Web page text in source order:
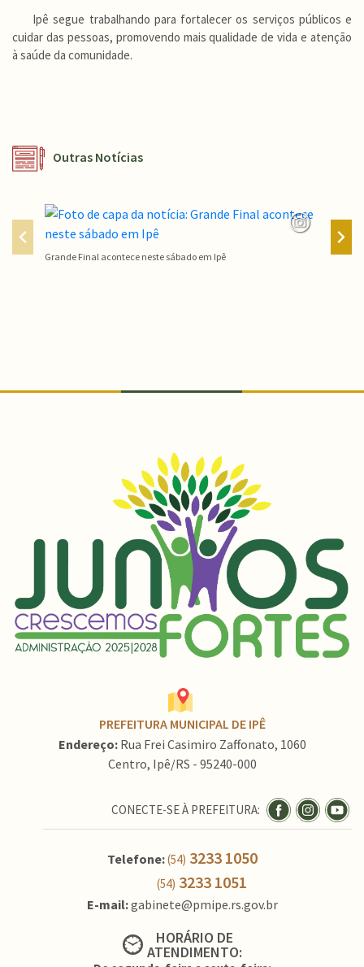
Ipê segue trabalhando para fortalecer os serviços públicos e
cuidar das pessoas, promovendo mais qualidade de vida e atenção
à saúde da comunidade.
Outras Notícias
Grande Final acontece neste sábado em Ipê
PREFEITURA MUNICIPAL DE IPÊ
Endereço: Rua Frei Casimiro Zaffonato, 1060
Centro, Ipê/RS - 95240-000
CONECTE-SE À PREFEITURA:
Telefone:(54) 3233 1050
(54) 3233 1051
E-mail:gabinete@pmipe.rs.gov.br
HORÁRIO DE
ATENDIMENTO: